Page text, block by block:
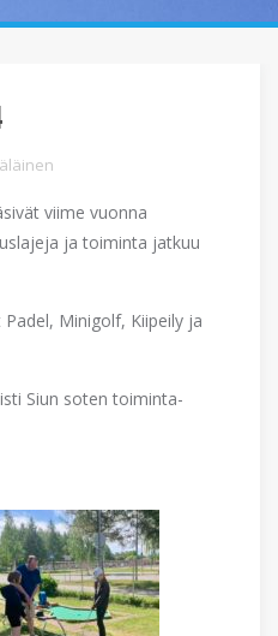
viime vuonna
ja toiminta jatkuu
Minigolf, Kiipeily ja
Siun soten toiminta-